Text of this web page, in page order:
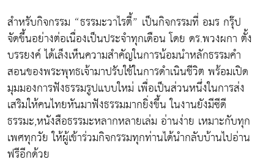
สำหรับกิจกรรม “ธรรมะวาไรตี้” เป็นกิจกรรมที่ อมร กรุ๊ป
จัดขึ้นอย่างต่อเนื่องเป็นประจำทุกเดือน โดย ดร.พวงผกา ตั้ง
บรรยงค์ ได้เล็งเห็นความสำคัญในการน้อมนำหลักธรรมคำ
สอนของพระพุทธเจ้ามาปรับใช้ในการดำเนินชีวิต พร้อมเปิด
มุมมองการฟังธรรมรูปแบบใหม่ เพื่อเป็นส่วนหนึ่งในการส่ง
เสริมให้คนไทยหันมาฟังธรรมมากยิ่งขึ้น ในงานยังมีซีดี
ธรรมะ,หนังสือธรรมะหลากหลายเล่ม อ่านง่าย เหมาะกับทุก
เพศทุกวัย ให้ผู้เข้าร่วมกิจกรรมทุกท่านได้นำกลับบ้านไปอ่าน
ฟรีอีกด้วย